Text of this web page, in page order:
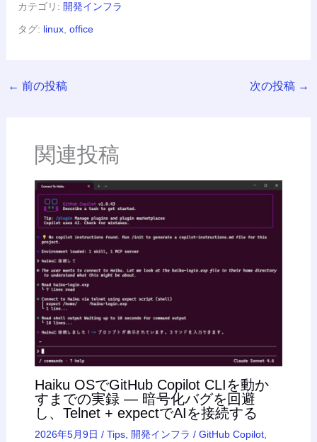
カテゴリ: 開発インフラ
タグ: linux, office
← 前の投稿 次の投稿 →
関連投稿
Haiku OSでGitHub Copilot CLIを動か
すまでの実録 — 暗号化バグを回避
し、Telnet + expectでAIを接続する
2026年5月9日 / Tips, 開発インフラ / GitHub Copilot,